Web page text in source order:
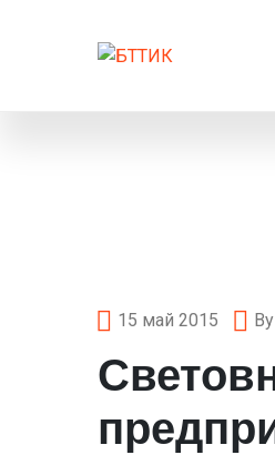
15 май 2015 By